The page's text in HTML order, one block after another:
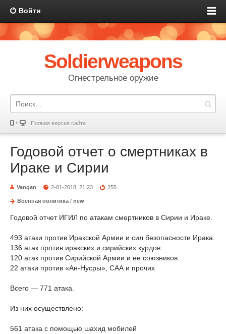
Войти
Soldierweapons
Огнестрельное оружие
Полная версия сайта
Годовой отчет о смертниках в
Ираке и Сирии
Vangan 2-01-2018, 21:23 255
Военная политика / new
Годовой отчет ИГИЛ по атакам смертников в Сирии и Ираке.
493 атаки против Иракской Армии и сил безопасности Ирака.
136 атак против иракских и сирийских курдов
120 атак против Сирийской Армии и ее союзников
22 атаки против «Ан-Нусры», САА и прочих
Всего — 771 атака.
Из них осуществлено:
561 атака с помощью шахид мобилей